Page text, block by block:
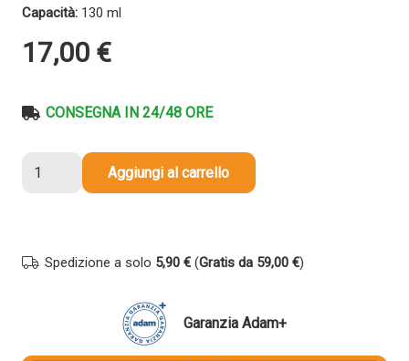
Capacità: 130 ml
17,00 €
CONSEGNA IN 24/48 ORE
compatibile
CIANO
Aggiungi al carrello
Spedizione a solo 5,90 € (Gratis da 59,00 €)
Garanzia Adam+